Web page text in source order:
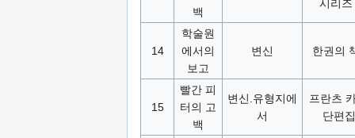
백
시리즈
14
학술원
에서의
보고
변신 한권의
15
빨간 피
터의 고
백
변신.유형지에
서
프란츠
단편